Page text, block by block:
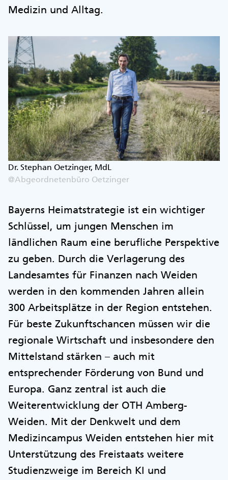
Medizin und Alltag.
Dr. Stephan Oetzinger, MdL
@Abgeordnetenbüro Oetzinger
Bayerns Heimatstrategie ist ein wichtiger
Schlüssel, um jungen Menschen im
ländlichen Raum eine berufliche Perspektive
zu geben. Durch die Verlagerung des
Landesamtes für Finanzen nach Weiden
werden in den kommenden Jahren allein
300 Arbeitsplätze in der Region entstehen.
Für beste Zukunftschancen müssen wir die
regionale Wirtschaft und insbesondere den
Mittelstand stärken – auch mit
entsprechender Förderung von Bund und
Europa. Ganz zentral ist auch die
Weiterentwicklung der OTH Amberg-
Weiden. Mit der Denkwelt und dem
Medizincampus Weiden entstehen hier mit
Unterstützung des Freistaats weitere
Studienzweige im Bereich KI und